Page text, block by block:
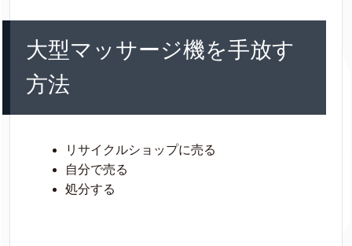
大型マッサージ機を手放す
方法
リサイクルショップに売る
自分で売る
処分する